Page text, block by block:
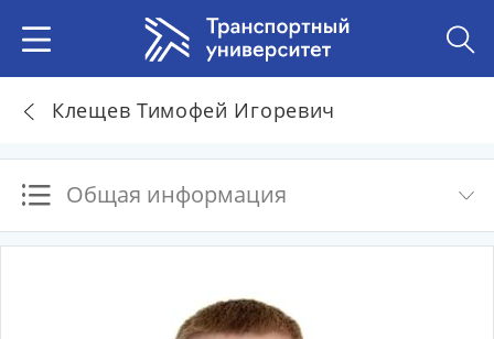
Клещев Тимофей Игоревич
Общая информация